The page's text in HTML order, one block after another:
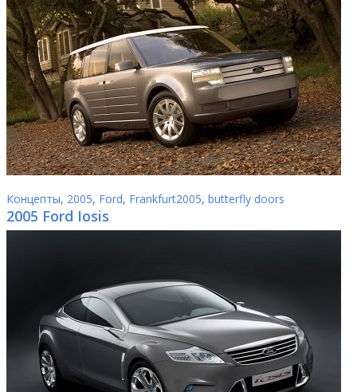
Концепты, 2005, Ford, Frankfurt2005, butterfly doors
2005 Ford Iosis